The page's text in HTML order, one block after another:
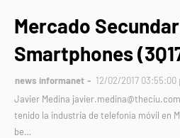
Mercado
Smartphones
news informanet
12/02/2017 03:55:00
Javier Medina
tenido la industria de telefonía móvil en
be…